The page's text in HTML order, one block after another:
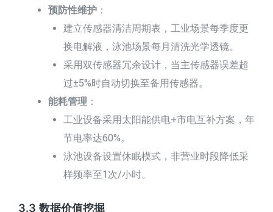
预防性维护 ：
建立传感器清洁周期表，工业场景每季度更
换电解液，泳池场景每月清洗光学透镜。
采用双传感器冗余设计，当主传感器误差超
过±5%时自动切换至备用传感器。
能耗管理 ：
工业设备采用太阳能供电+市电互补方案，年
节电率达60%。
泳池设备设置休眠模式，非营业时段降低采
样频率至1次/小时。
3.3 数据价值挖掘